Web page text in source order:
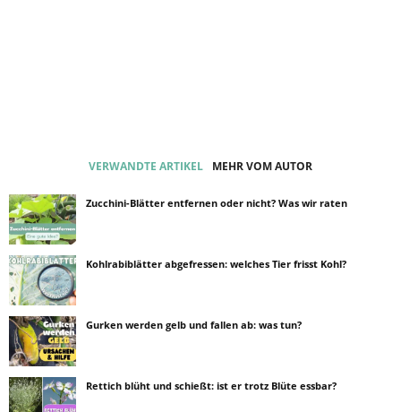
VERWANDTE ARTIKEL MEHR VOM AUTOR
Zucchini-Blätter entfernen oder nicht? Was wir raten
Kohlrabiblätter abgefressen: welches Tier frisst Kohl?
Gurken werden gelb und fallen ab: was tun?
Rettich blüht und schießt: ist er trotz Blüte essbar?